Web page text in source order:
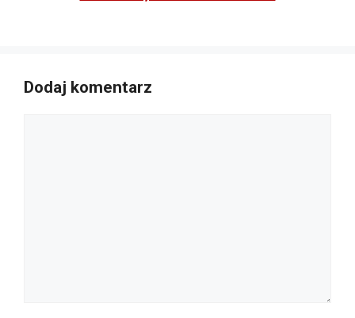
Dodaj komentarz